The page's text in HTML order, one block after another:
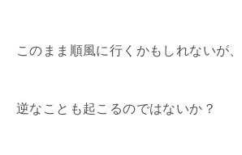
このまま順風に行くかもしれないが、
逆なことも起こるのではないか？